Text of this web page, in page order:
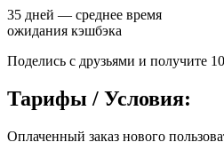
35 дней — среднее время
ожидания кэшбэка
Поделись с друзьями и получите
Тарифы / Условия:
Оплаченный заказ нового